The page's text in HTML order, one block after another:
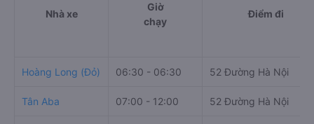
Nhà xe
Giờ
chạy
Điểm đi
Hoàng Long (Đỏ) 06:30 - 06:30 52 Đường Hà Nội
Tân Aba 07:00 - 12:00 52 Đường Hà Nội